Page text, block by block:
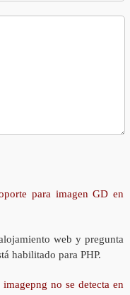
para imagen GD en
web y pregunta
habilitado para PHP.
no se detecta en